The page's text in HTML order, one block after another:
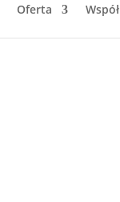
Oferta